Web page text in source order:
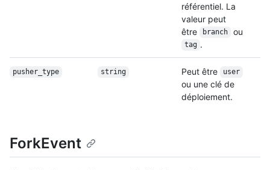
référentiel. La
valeur peut
être
branch ou
tag .
pusher_type string Peut être user
ou une clé de
déploiement.
ForkEvent